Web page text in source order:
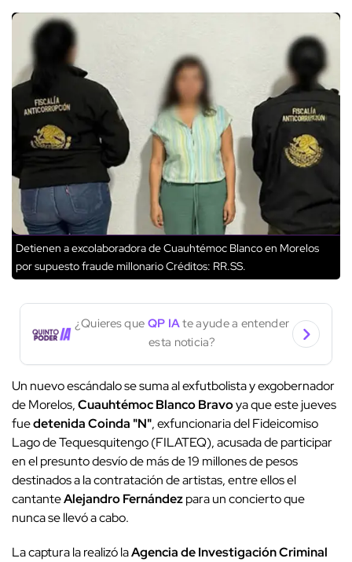
Detienen a excolaboradora de Cuauhtémoc Blanco en Morelos
por supuesto fraude millonarioCréditos: RR.SS.
¿Quieres que QP IAte ayude a entender
esta noticia?
Un nuevo escándalo se suma al exfutbolista y exgobernador
de Morelos,Cuauhtémoc Blanco Bravoya que este jueves
fuedetenida Coinda "N", exfuncionaria del Fideicomiso
Lago de Tequesquitengo (FILATEQ), acusada de participar
en el presunto desvío de más de 19 millones de pesos
destinados a la contratación de artistas, entre ellos el
cantanteAlejandro Fernándezpara un concierto que
nunca se llevó a cabo.
La captura la realizó laAgencia de Investigación Criminal